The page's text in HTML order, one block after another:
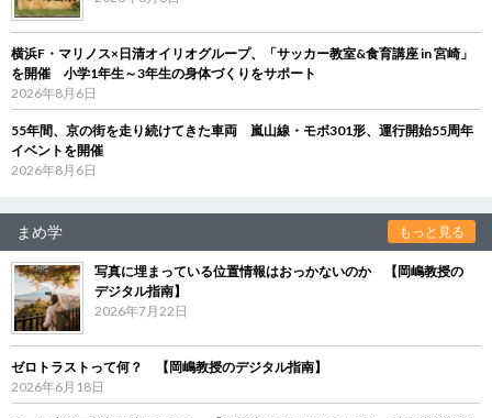
横浜F・マリノス×日清オイリオグループ、「サッカー教室&食育講座 in 宮崎」
を開催 小学1年生～3年生の身体づくりをサポート
2026年8月6日
55年間、京の街を走り続けてきた車両 嵐山線・モボ301形、運行開始55周年
イベントを開催
2026年8月6日
まめ学 もっと見る
写真に埋まっている位置情報はおっかないのか 【岡嶋教授の
デジタル指南】
2026年7月22日
ゼロトラストって何？ 【岡嶋教授のデジタル指南】
2026年6月18日